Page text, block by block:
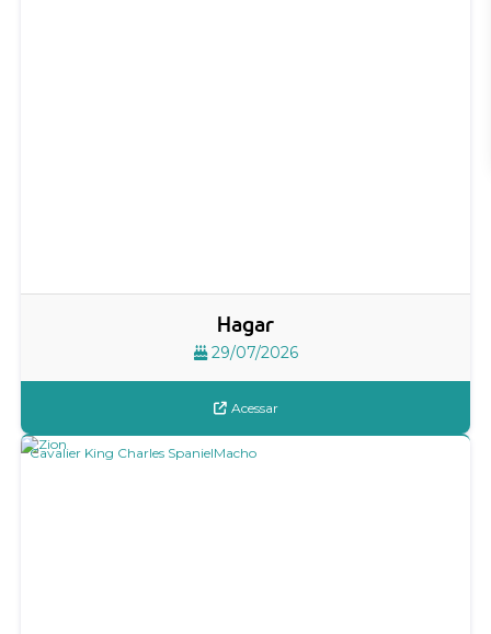
Hagar
29/07/2026
Acessar
Cavalier King Charles SpanielMacho